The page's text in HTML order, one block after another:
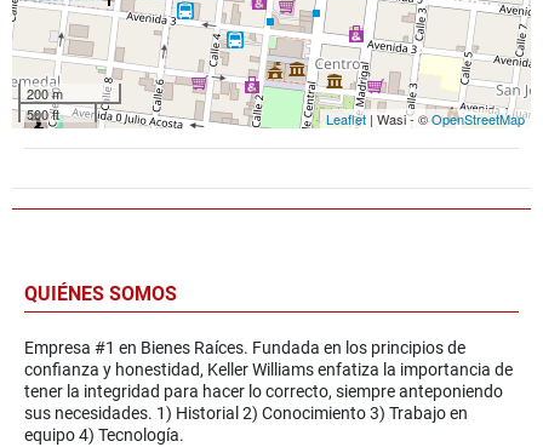
200 m
500 ft
Leaflet | Wasi - ©OpenStreetMap
QUIÉNES SOMOS
Empresa #1 en Bienes Raíces. Fundada en los principios de
confianza y honestidad, Keller Williams enfatiza la importancia de
tener la integridad para hacer lo correcto, siempre anteponiendo
sus necesidades. 1) Historial 2) Conocimiento 3) Trabajo en
equipo 4) Tecnología.